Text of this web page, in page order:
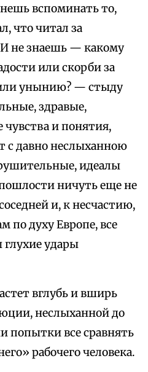
вспоминать то,
что читал за
И не знаешь — какому
или скорби за
унынию? — стыду
здравые,
чувства и понятия,
с давно неслыханною
идеалы
ничуть еще не
и, к несчастию,
по духу Европе, все
удары
вглубь и вширь
неслыханной до
попытки все сравнять
рабочего человека.